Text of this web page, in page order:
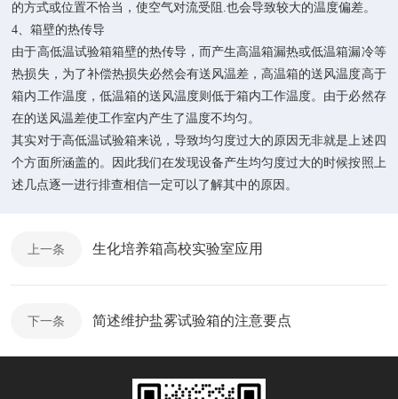
的方式或位置不恰当，使空气对流受阻.也会导致较大的温度偏差。
4、箱壁的热传导
由于高低温试验箱箱壁的热传导，而产生高温箱漏热或低温箱漏冷等
热损失，为了补偿热损失必然会有送风温差，高温箱的送风温度高于
箱内工作温度，低温箱的送风温度则低于箱内工作温度。由于必然存
在的送风温差使工作室内产生了温度不均匀。
其实对于高低温试验箱来说，导致均匀度过大的原因无非就是上述四
个方面所涵盖的。因此我们在发现设备产生均匀度过大的时候按照上
述几点逐一进行排查相信一定可以了解其中的原因。
上一条 生化培养箱高校实验室应用
下一条 简述维护盐雾试验箱的注意要点